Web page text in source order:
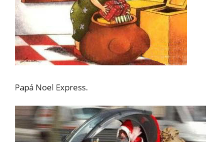
Papá Noel Express.